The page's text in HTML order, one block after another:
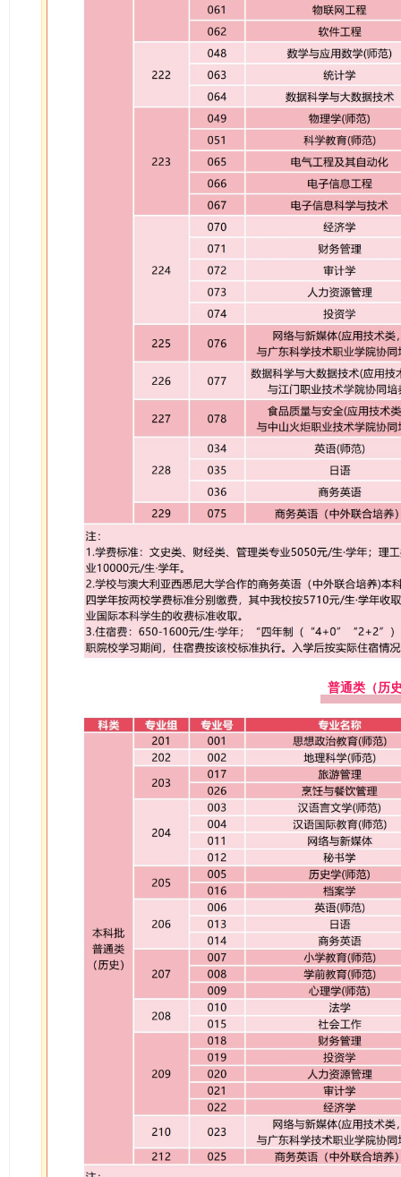
普通类（历